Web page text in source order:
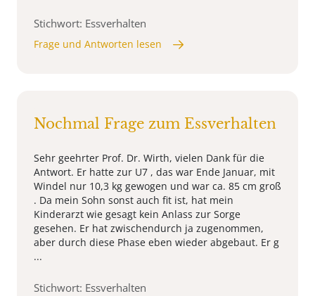
Stichwort: Essverhalten
Frage und Antworten lesen
Nochmal Frage zum Essverhalten
Sehr geehrter Prof. Dr. Wirth, vielen Dank für die
Antwort. Er hatte zur U7 , das war Ende Januar, mit
Windel nur 10,3 kg gewogen und war ca. 85 cm groß
. Da mein Sohn sonst auch fit ist, hat mein
Kinderarzt wie gesagt kein Anlass zur Sorge
gesehen. Er hat zwischendurch ja zugenommen,
aber durch diese Phase eben wieder abgebaut. Er g
...
Stichwort: Essverhalten